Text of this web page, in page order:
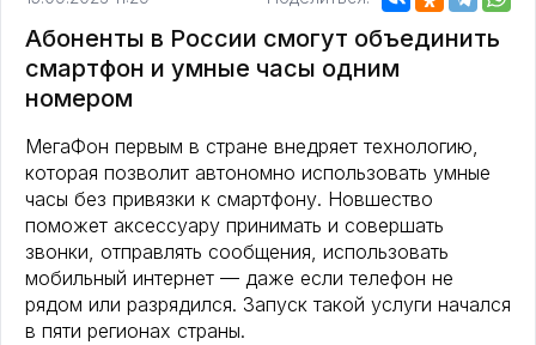
Абоненты в России смогут объединить
смартфон и умные часы одним
номером
МегаФон первым в стране внедряет технологию,
которая позволит автономно использовать умные
часы без привязки к смартфону. Новшество
поможет аксессуару принимать и совершать
звонки, отправлять сообщения, использовать
мобильный интернет — даже если телефон не
рядом или разрядился. Запуск такой услуги начался
в пяти регионах страны.